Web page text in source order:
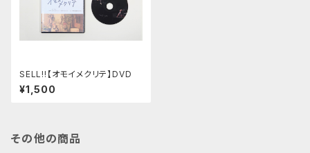
SELL!!【オモイメクリテ】DVD
¥1,500
その他の商品